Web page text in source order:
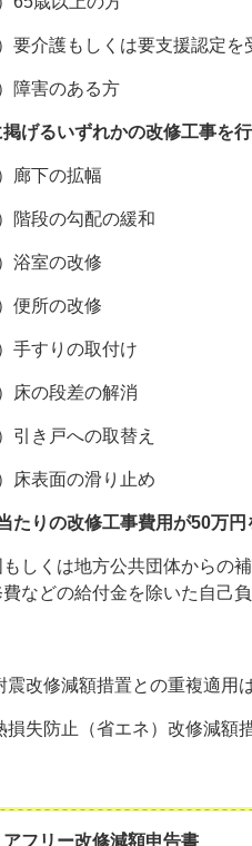
）要介護もしくは要支援認定
障害のある方
掲げるいずれかの改修工事を
廊下の拡幅
）階段の勾配の緩和
浴室の改修
便所の改修
手すりの取付け
床の段差の解消
引き戸への取替え
）床表面の滑り止め
たりの改修工事費用が50万円
しくは地方公共団体からの
などの給付金を除いた自己
震改修減額措置との重複適用
損失防止（省エネ）改修減額
フリー改修減額申告書